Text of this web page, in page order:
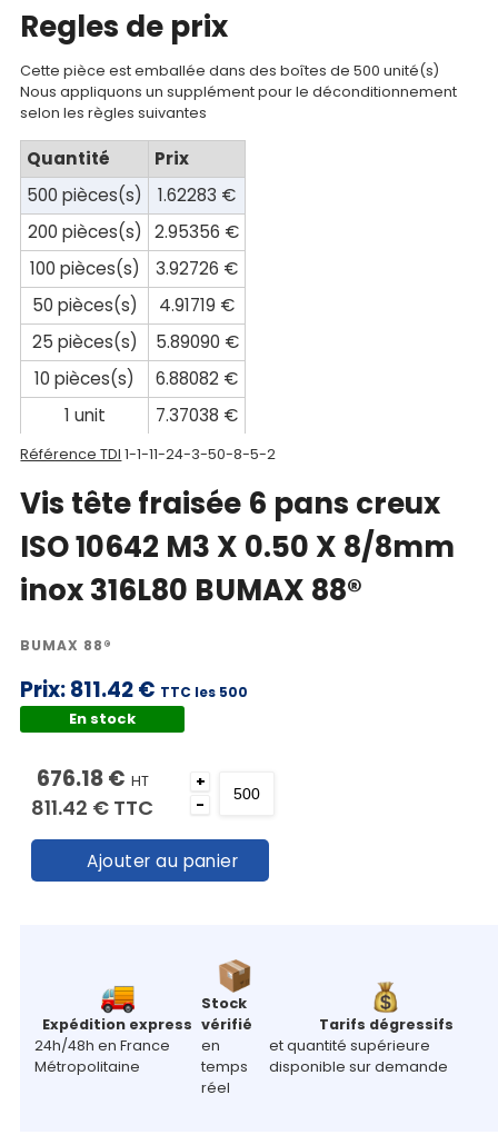
Documentations
Mon
compte
Mon
panier
Contact
Regles de prix
Cette pièce est emballée dans des boîtes de 500 unité(s)
Nous appliquons un supplément pour le déconditionnement
selon les règles suivantes
Quantité
Prix
500 pièces(s)
1.62283 €
200 pièces(s)
2.95356 €
100 pièces(s)
3.92726 €
50 pièces(s)
4.91719 €
25 pièces(s)
5.89090 €
10 pièces(s)
6.88082 €
1 unit
7.37038 €
Référence TDI 1-1-11-24-3-50-8-5-2
Vis tête fraisée 6 pans creux
ISO 10642 M3 X 0.50 X 8/8mm
inox 316L80 BUMAX 88®
BUMAX 88®
Prix:811.42 € TTC les 500
En stock
676.18 € HT
811.42 € TTC
+
-
Ajouter au panier
Expédition express
24h/48h en France
Métropolitaine
Stock
vérifié
en
temps
réel
Tarifs dégressifs
et quantité supérieure
disponible sur demande